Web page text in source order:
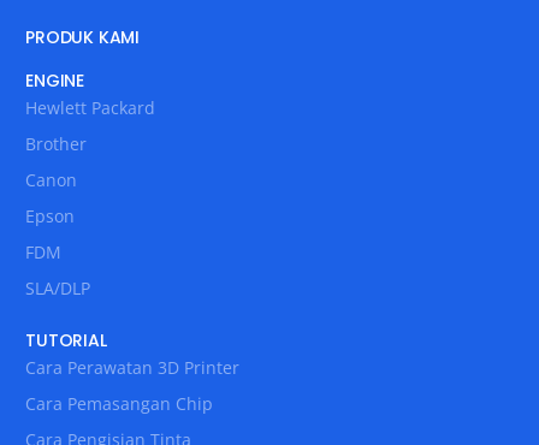
PRODUK KAMI
ENGINE
Hewlett Packard
Brother
Canon
Epson
FDM
SLA/DLP
TUTORIAL
Cara Perawatan 3D Printer
Cara Pemasangan Chip
Cara Pengisian Tinta